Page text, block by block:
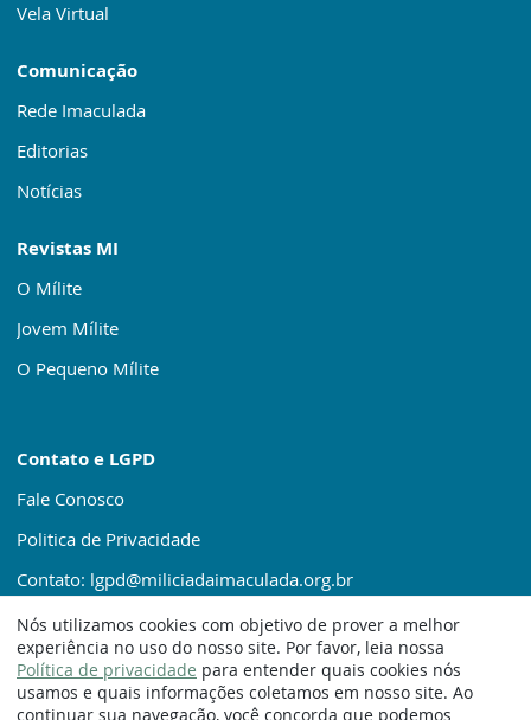
Vela Virtual
Comunicação
Rede Imaculada
Editorias
Notícias
Revistas MI
O Mílite
Jovem Mílite
O Pequeno Mílite
Contato e LGPD
Fale Conosco
Politica de Privacidade
Contato: lgpd@miliciadaimaculada.org.br
Nós utilizamos cookies com objetivo de prover a melhor
experiência no uso do nosso site. Por favor, leia nossa
Política de privacidade para entender quais cookies nós
usamos e quais informações coletamos em nosso site. Ao
continuar sua navegação, você concorda que podemos